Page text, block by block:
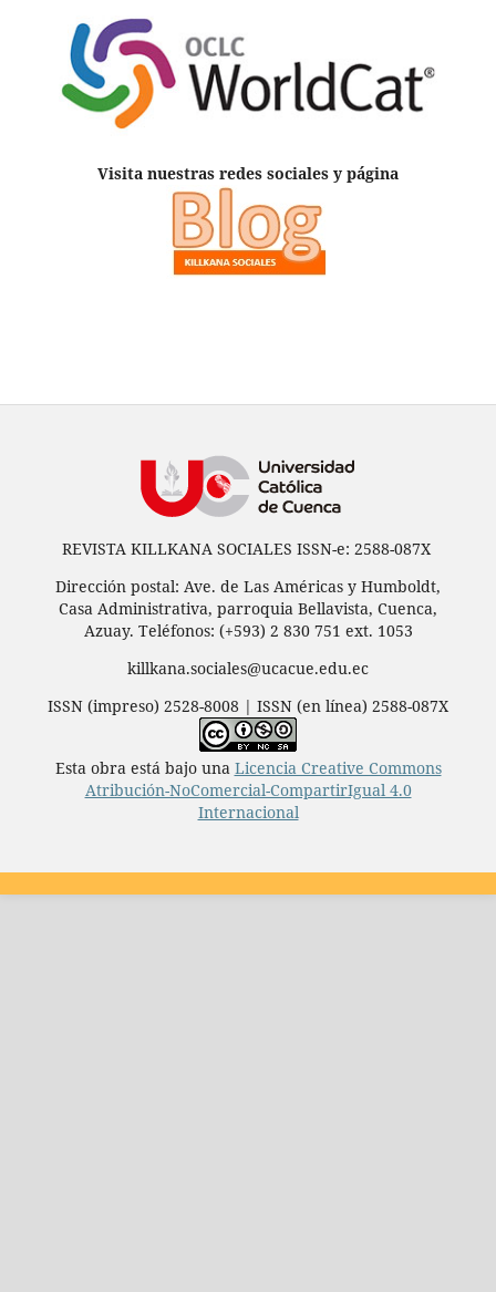
Visita nuestras redes sociales y página
REVISTA KILLKANA SOCIALES ISSN-e: 2588-087X
Dirección postal: Ave. de Las Américas y Humboldt,
Casa Administrativa, parroquia Bellavista, Cuenca,
Azuay. Teléfonos: (+593) 2 830 751 ext. 1053
killkana.sociales@ucacue.edu.ec
ISSN (impreso) 2528-8008 | ISSN (en línea) 2588-087X
Esta obra está bajo una Licencia Creative Commons
Atribución-NoComercial-CompartirIgual 4.0
Internacional